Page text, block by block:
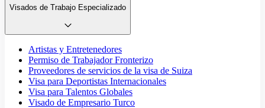
Visados de Trabajo Especializado
Artistas y Entretenedores
Permiso de Trabajador Fronterizo
Proveedores de servicios de la visa de Suiza
Visa para Deportistas Internacionales
Visa para Talentos Globales
Visado de Empresario Turco